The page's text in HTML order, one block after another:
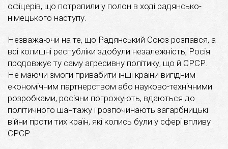
офіцерів, що потрапили у полон в ході радянсько-
німецького наступу.
Незважаючи на те, що Радянський Союз розпався, а
всі колишні республіки здобули незалежність, Росія
продовжує ту саму агресивну політику, що й СРСР.
Не маючи змоги привабити інші країни вигідним
економічним партнерством або науково-технічними
розробками, росіяни погрожують, вдаються до
політичного шантажу і розпочинають загарбницькі
війни проти тих країн, які колись були у сфері впливу
СРСР.